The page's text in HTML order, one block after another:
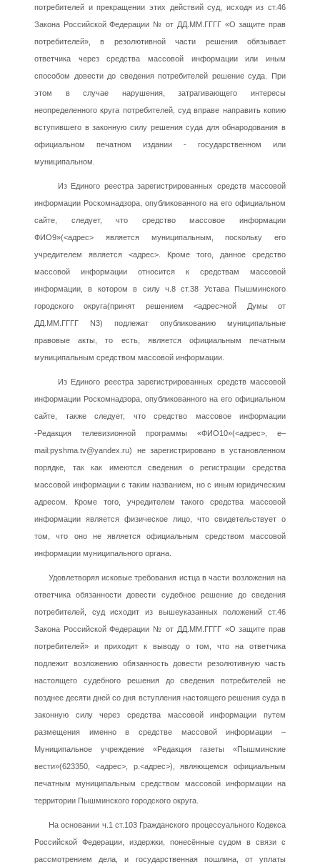
потребителей и прекращении этих действий суд, исходя из ст.46
Закона Российской Федерации № от ДД.ММ.ГГГГ «О защите прав
потребителей», в резолютивной части решения обязывает
ответчика через средства массовой информации или иным
способом довести до сведения потребителей решение суда. При
этом в случае нарушения, затрагивающего интересы
неопределенного круга потребителей, суд вправе направить копию
вступившего в законную силу решения суда для обнародования в
официальном печатном издании - государственном или
муниципальном.
Из Единого реестра зарегистрированных средств массовой
информации Роскомнадзора, опубликованного на его официальном
сайте, следует, что средство массовое информации
ФИО9»(<адрес> является муниципальным, поскольку его
учредителем является <адрес>. Кроме того, данное средство
массовой информации относится к средствам массовой
информации, в котором в силу ч.8 ст.38 Устава Пышминского
городского округа(принят решением <адрес>ной Думы от
ДД.ММ.ГГГГ N3) подлежат опубликованию муниципальные
правовые акты, то есть, является официальным печатным
муниципальным средством массовой информации.
Из Единого реестра зарегистрированных средств массовой
информации Роскомнадзора, опубликованного на его официальном
сайте, также следует, что средство массовое информации
-Редакция телевизионной программы «ФИО10»(<адрес>, е–
mail:pyshma.tv@yandex.ru) не зарегистрировано в установленном
порядке, так как имеются сведения о регистрации средства
массовой информации с таким названием, но с иным юридическим
адресом. Кроме того, учредителем такого средства массовой
информации является физическое лицо, что свидетельствует о
том, что оно не является официальным средством массовой
информации муниципального органа.
Удовлетворяя исковые требования истца в части возложения на
ответчика обязанности довести судебное решение до сведения
потребителей, суд исходит из вышеуказанных положений ст.46
Закона Российской Федерации № от ДД.ММ.ГГГГ «О защите прав
потребителей» и приходит к выводу о том, что на ответчика
подлежит возложению обязанность довести резолютивную часть
настоящего судебного решения до сведения потребителей не
позднее десяти дней со дня вступления настоящего решения суда в
законную силу через средства массовой информации путем
размещения именно в средстве массовой информации –
Муниципальное учреждение «Редакция газеты «Пышминские
вести»(623350, <адрес>, р.<адрес>), являющемся официальным
печатным муниципальным средством массовой информации на
территории Пышминского городского округа.
На основании ч.1 ст.103 Гражданского процессуального Кодекса
Российской Федерации, издержки, понесённые судом в связи с
рассмотрением дела, и государственная пошлина, от уплаты